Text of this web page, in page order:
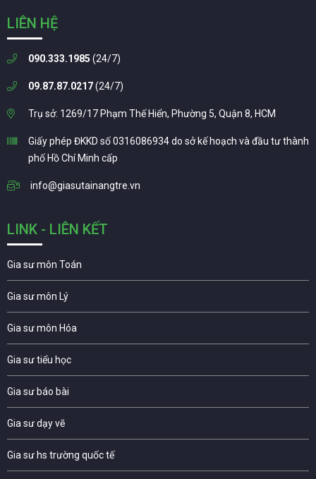
LIÊN HỆ
090.333.1985 (24/7)
09.87.87.0217(24/7)
Trụ sở: 1269/17 Phạm Thế Hiển, Phường 5, Quận 8, HCM
Giấy phép ĐKKD số 0316086934 do sở kế hoạch và đầu tư thành
phố Hồ Chí Minh cấp
info@giasutainangtre.vn
LINK - LIÊN KẾT
Gia sư môn Toán
Gia sư môn Lý
Gia sư môn Hóa
Gia sư tiểu học
Gia sư báo bài
Gia sư dạy vẽ
Gia sư hs trường quốc tế